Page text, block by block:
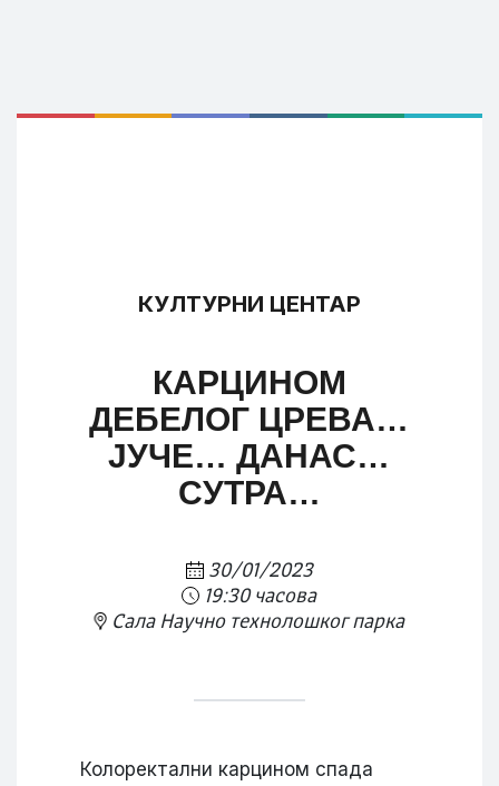
КУЛТУРНИ ЦЕНТАР
КАРЦИНОМ
ДЕБЕЛОГ ЦРЕВА…
ЈУЧЕ… ДАНАС…
СУТРА…
30/01/2023
19:30 часова
Сала Научно технолошког парка
Колоректални карцином спада